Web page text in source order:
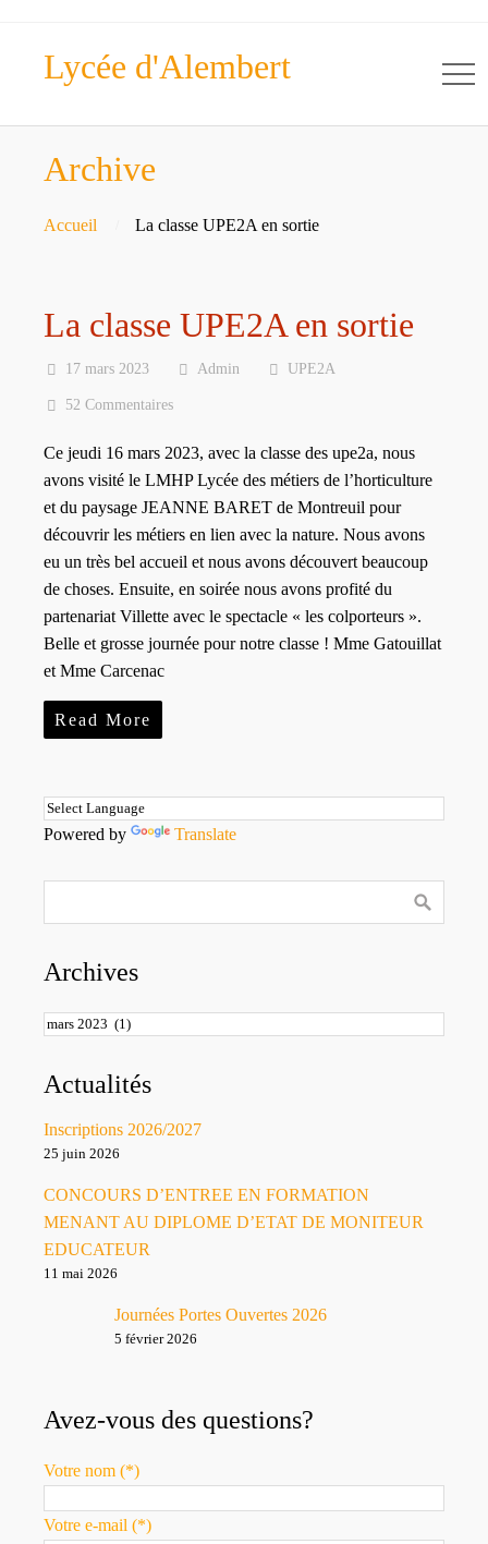
Lycée d'Alembert
Archive
Accueil La classe UPE2A en sortie
La classe UPE2A en sortie
17 mars 2023 Admin UPE2A
52 Commentaires
Ce jeudi 16 mars 2023, avec la classe des upe2a, nous
avons visité le LMHP Lycée des métiers de l’horticulture
et du paysage JEANNE BARET de Montreuil pour
découvrir les métiers en lien avec la nature. Nous avons
eu un très bel accueil et nous avons découvert beaucoup
de choses. Ensuite, en soirée nous avons profité du
partenariat Villette avec le spectacle « les colporteurs ».
Belle et grosse journée pour notre classe ! Mme Gatouillat
et Mme Carcenac
Read More
Powered by Translate
Archives
Archives
Actualités
Inscriptions 2026/2027
25 juin 2026
CONCOURS D’ENTREE EN FORMATION
MENANT AU DIPLOME D’ETAT DE MONITEUR
EDUCATEUR
11 mai 2026
Journées Portes Ouvertes 2026
5 février 2026
Avez-vous des questions?
Votre nom (*)
Votre e-mail (*)